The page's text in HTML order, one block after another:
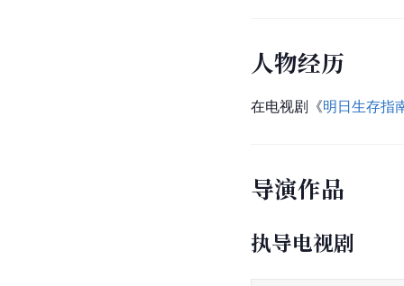
人物经历
在电视剧《明日生存指
导演作品
执导电视剧